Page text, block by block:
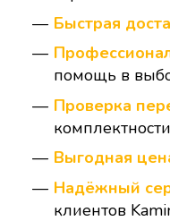
Быстрая
помощь в
Проверка
Выгодная
Надёжный
клиентов